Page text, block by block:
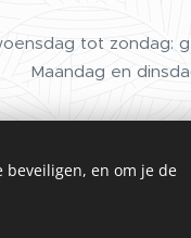
tot zondag:
Maandag en
beveiligen, en om je de